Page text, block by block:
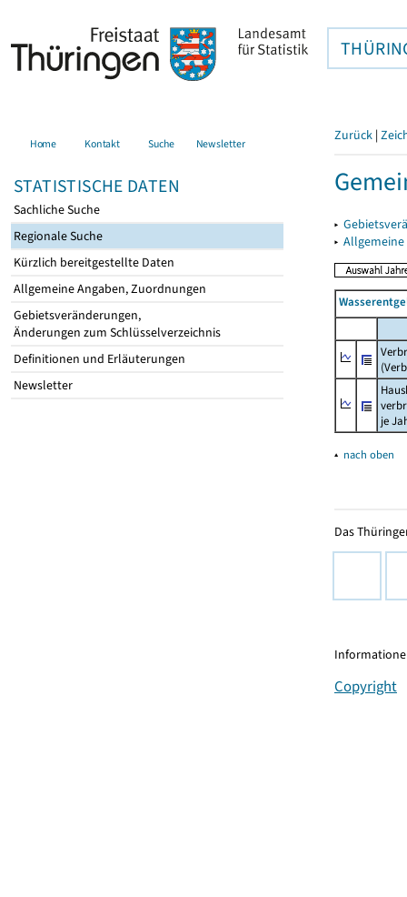
Home Kontakt Suche Newsletter
STATISTISCHE DATEN
Sachliche Suche
Regionale Suche
Kürzlich bereitgestellte Daten
Allgemeine Angaben, Zuordnungen
Gebietsveränderungen,
Änderungen zum Schlüsselverzeichnis
Definitionen und Erläuterungen
Newsletter
Zurück |
▸
▸
je
▴ nach oben
Das
Copyright